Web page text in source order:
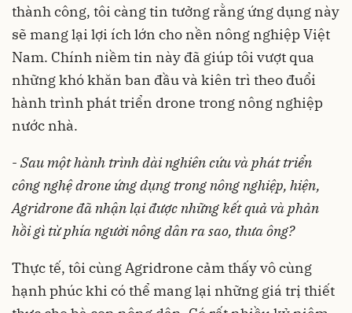
thành công, tôi càng tin tưởng rằng ứng dụng này
sẽ mang lại lợi ích lớn cho nền nông nghiệp Việt
Nam. Chính niềm tin này đã giúp tôi vượt qua
những khó khăn ban đầu và kiên trì theo đuổi
hành trình phát triển drone trong nông nghiệp
nước nhà.
- Sau một hành trình dài nghiên cứu và phát triển
công nghệ drone ứng dụng trong nông nghiệp, hiện,
Agridrone đã nhận lại được những kết quả và phản
hồi gì từ phía người nông dân ra sao, thưa ông?
Thực tế, tôi cùng Agridrone cảm thấy vô cùng
hạnh phúc khi có thể mang lại những giá trị thiết